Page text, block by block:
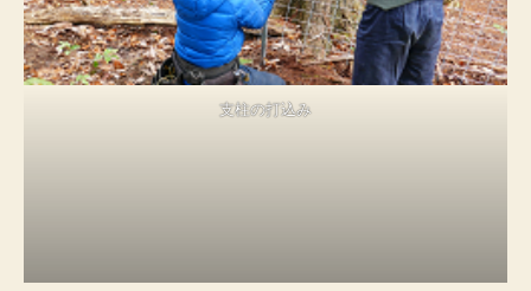
支柱の打込み